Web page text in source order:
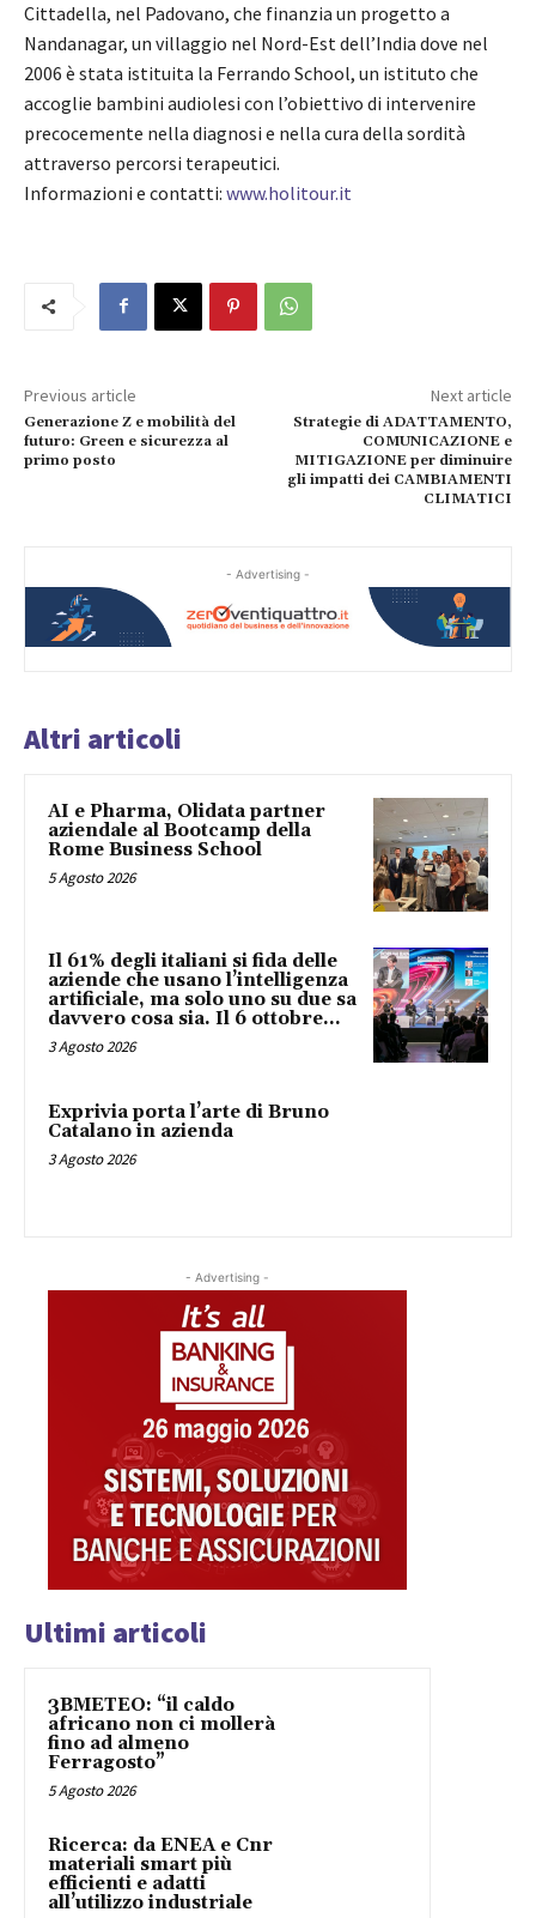
Cittadella, nel Padovano, che finanzia un progetto a
Nandanagar, un villaggio nel Nord-Est dell’India dove nel
2006 è stata istituita la Ferrando School, un istituto che
accoglie bambini audiolesi con l’obiettivo di intervenire
precocemente nella diagnosi e nella cura della sordità
attraverso percorsi terapeutici.
Informazioni e contatti: www.holitour.it
Previous article
Generazione Z e mobilità del
futuro: Green e sicurezza al
primo posto
Next article
Strategie di ADATTAMENTO,
COMUNICAZIONE e
MITIGAZIONE per diminuire
gli impatti dei CAMBIAMENTI
CLIMATICI
- Advertising -
Altri articoli
AI e Pharma, Olidata partner
aziendale al Bootcamp della
Rome Business School
5 Agosto 2026
Il 61% degli italiani si fida delle
aziende che usano l’intelligenza
artificiale, ma solo uno su due sa
davvero cosa sia. Il 6 ottobre...
3 Agosto 2026
Exprivia porta l’arte di Bruno
Catalano in azienda
3 Agosto 2026
- Advertising -
Ultimi articoli
3BMETEO: “il caldo
africano non ci mollerà
fino ad almeno
Ferragosto”
5 Agosto 2026
Ricerca: da ENEA e Cnr
materiali smart più
efficienti e adatti
all’utilizzo industriale